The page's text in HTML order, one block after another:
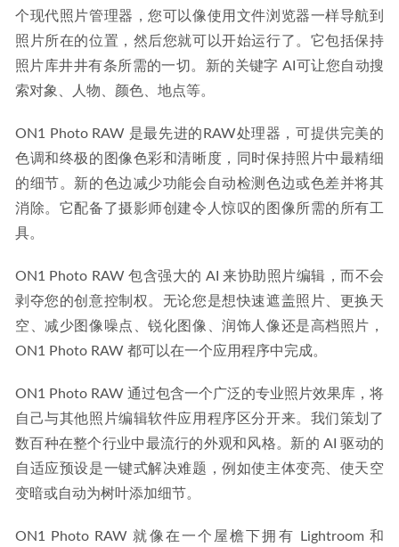
个现代照片管理器，您可以像使用文件浏览器一样导航到
照片所在的位置，然后您就可以开始运行了。它包括保持
照片库井井有条所需的一切。新的关键字 AI可让您自动搜
索对象、人物、颜色、地点等。
ON1 Photo RAW 是最先进的RAW处理器，可提供完美的
色调和终极的图像色彩和清晰度，同时保持照片中最精细
的细节。新的色边减少功能会自动检测色边或色差并将其
消除。它配备了摄影师创建令人惊叹的图像所需的所有工
具。
ON1 Photo RAW 包含强大的 AI 来协助照片编辑，而不会
剥夺您的创意控制权。无论您是想快速遮盖照片、更换天
空、减少图像噪点、锐化图像、润饰人像还是高档照片，
ON1 Photo RAW 都可以在一个应用程序中完成。
ON1 Photo RAW 通过包含一个广泛的专业照片效果库，将
自己与其他照片编辑软件应用程序区分开来。我们策划了
数百种在整个行业中最流行的外观和风格。新的 AI 驱动的
自适应预设是一键式解决难题，例如使主体变亮、使天空
变暗或自动为树叶添加细节。
ON1 Photo RAW 就像在一个屋檐下拥有 Lightroom 和